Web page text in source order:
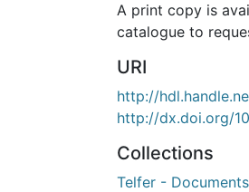
A print copy is
catalogue to
URI
http://
http://dx.doi.org/
Collections
Telfer -